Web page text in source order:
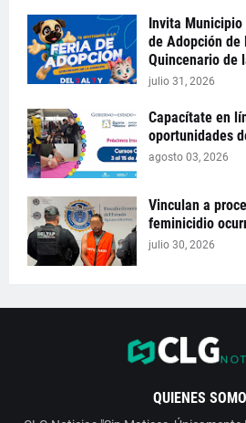
Invita
de Adopción de
Quincenario de
julio 31, 2026
Capacítate en
oportunidades
agosto 03, 2026
Vinculan a
feminicidio
julio 30, 2026
QUIENES